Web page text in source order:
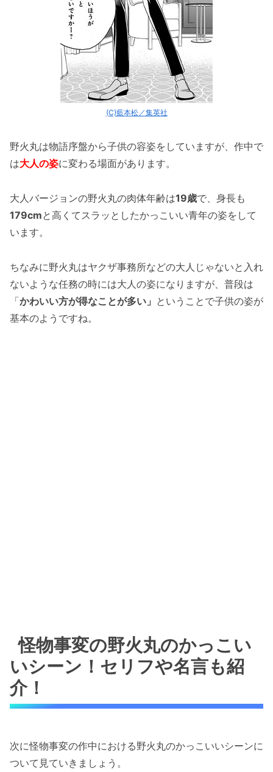
(C)藍本松／集英社
野火丸は物語序盤から子供の容姿をしていますが、作中で
は大人の姿に変わる場面があります。
大人バージョンの野火丸の肉体年齢は19歳で、身長も
179cmと高くてスラッとしたかっこいい青年の姿をして
います。
ちなみに野火丸はヤクザ事務所などの大人じゃないと入れ
ないような任務の時には大人の姿になりますが、普段は
「かわいい方が得なことが多い」 ということで子供の姿が
基本のようですね。
怪物事変の野火丸のかっこい
いシーン！セリフや名言も紹
介！
次に怪物事変の作中における野火丸のかっこいいシーンに
ついて見ていきましょう。